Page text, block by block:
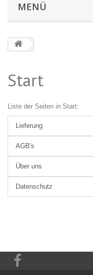
MENÜ
Start
Liste der Seiten in Start:
Lieferung
AGB's
Über uns
Datenschutz